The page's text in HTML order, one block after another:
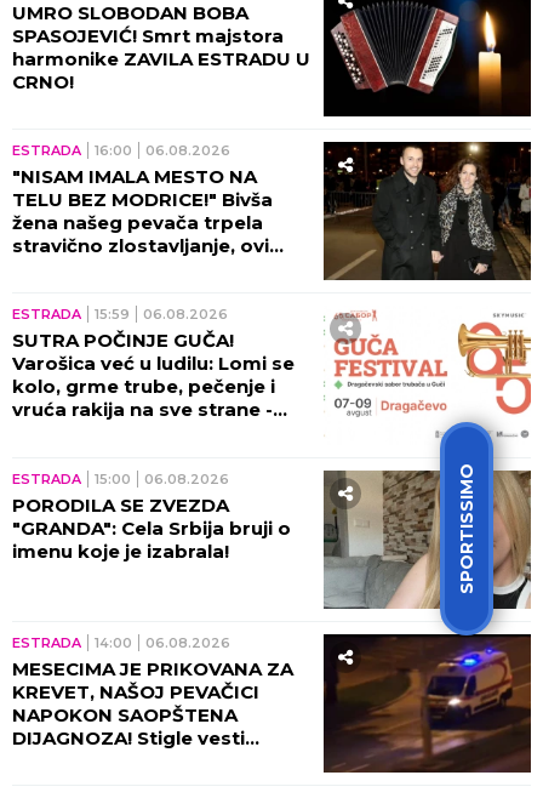
SPORTISSIMO
UMRO SLOBODAN BOBA
SPASOJEVIĆ! Smrt majstora
harmonike ZAVILA ESTRADU U
CRNO!
ESTRADA 16:00 06.08.2026
"NISAM IMALA MESTO NA
TELU BEZ MODRICE!" Bivša
žena našeg pevača trpela
stravično zlostavljanje, ovi
ESTRADA 15:59 06.08.2026
SUTRA POČINJE GUČA!
Varošica već u ludilu: Lomi se
kolo, grme trube, pečenje i
vruća rakija na sve strane -
ESTRADA 15:00 06.08.2026
PORODILA SE ZVEZDA
"GRANDA": Cela Srbija bruji o
imenu koje je izabrala!
ESTRADA 14:00 06.08.2026
MESECIMA JE PRIKOVANA ZA
KREVET, NAŠOJ PEVAČICI
NAPOKON SAOPŠTENA
DIJAGNOZA! Stigle vesti